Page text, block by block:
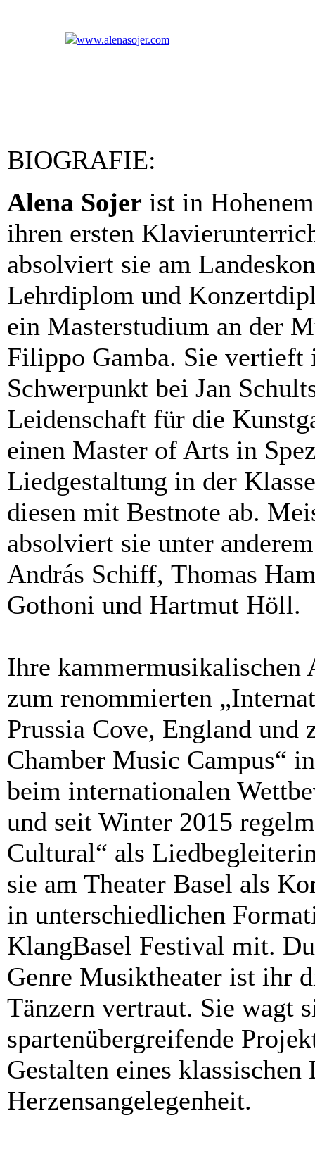
www.alenasojer.com
BIOGRAFIE:
Alena Sojer ist in
ihren ersten
absolviert sie am
Lehrdiplom und
ein Masterstudium an der
Filippo Gamba. Sie vertieft
Schwerpunkt bei Jan
Leidenschaft für die
einen Master of Arts in
Liedgestaltung in der
diesen mit Bestnote ab.
absolviert sie unter
András Schiff, Thomas
Gothoni und Hartmut Höll.
Ihre
zum renommierten
Prussia Cove, England und
Chamber Music Campus“
beim internationalen
und seit Winter 2015
Cultural“ als
sie am Theater Basel als
in unterschiedlichen
KlangBasel Festival mit.
Genre Musiktheater ist ihr
Tänzern vertraut. Sie wagt
spartenübergreifende
Gestalten eines
Herzensangelegenheit.